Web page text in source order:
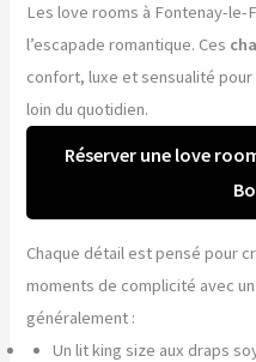
Les love rooms à Fontenay-le-
l’escapade romantique. Ces
confort, luxe et sensualité
loin du quotidien.
Réserver une love
Chaque détail est pensé pour
moments de complicité avec
généralement :
Un lit king size aux draps